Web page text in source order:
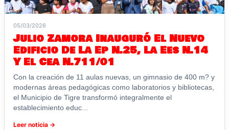
05/03/2026
Julio Zamora Inauguró El Nuevo
Edificio De La Ep N.25, La Ees N.14
Y El Cea N.711/01
Con la creación de 11 aulas nuevas, un gimnasio de 400 m? y
modernas áreas pedagógicas como laboratorios y bibliotecas,
el Municipio de Tigre transformó integralmente el
establecimiento educ...
Leer noticia →